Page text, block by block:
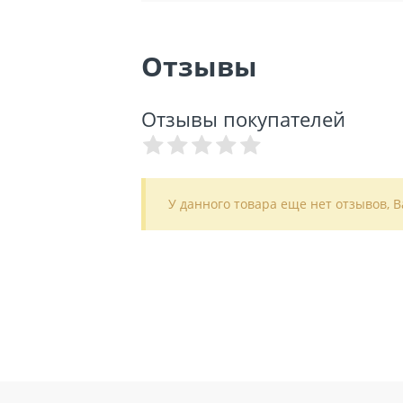
Отзывы
Отзывы покупателей
У данного товара еще нет отзывов,